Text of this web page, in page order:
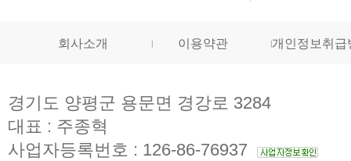
회사소개 이용약관 개인정보취급
경기도 양평군 용문면 경강로 3284
대표 : 주종혁
사업자등록번호 : 126-86-76937